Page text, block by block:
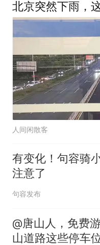
北京突然下雨，
人间闲散客
有变化！句容骑
注意了
句容发布
@唐山人，免费
山道路这些停车